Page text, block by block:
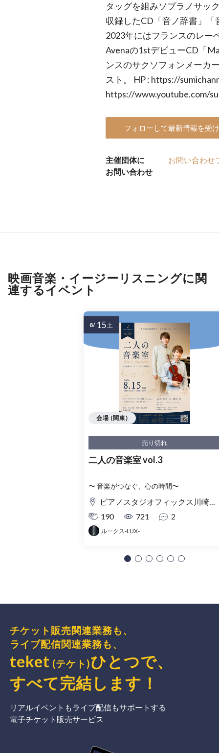
タッグを組みソプラノサッ
収録したCD「音ノ辞書」
2023年にはフランスのレー
Avenaの1stデビューCD「
ンスのサクソフォンメーカ
スト。 HP : https://
https://www.youtube.com/
フォローして最新情報を受
主催団体に
お問い合わせ
お問い合わせ
映画音楽・イージーリスニングに関
連するイベント
売り切れ
二人の音楽室 vol.3
〜 音楽がつなぐ、心の時間〜
ピアノスタジオフィックス川崎 Piano Salon
190
721 2
ルークス-LUX-
会場 (関東)
8/ 15土
チケット販売関連業務も、
ライブ配信関連業務も、
teket (テケト)ひとつで、
すべて完結 します ！
リアルイベントもライブ配信もサポートする
電子チケット販売サービス